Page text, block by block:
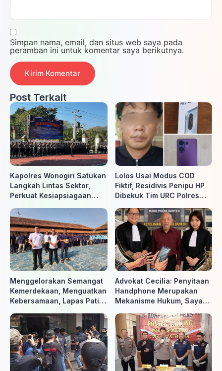
Simpan nama, email, dan situs web saya pada
peramban ini untuk komentar saya berikutnya.
Post Terkait
Kapolres Wonogiri Satukan
Langkah Lintas Sektor,
Perkuat Kesiapsiagaan
Lolos Usai Modus COD
Fiktif, Residivis Penipu HP
Dibekuk Tim URC Polres
Menggelorakan Semangat
Kemerdekaan, Menguatkan
Kebersamaan, Lapas Pati
ke-81 RI, Warga Binaan
Antusias Ikuti Berbagai
Perlombaan
Advokat Cecilia: Penyitaan
Handphone Merupakan
Mekanisme Hukum, Saya
Diminta Penyidik dan Tidak
perlu takut